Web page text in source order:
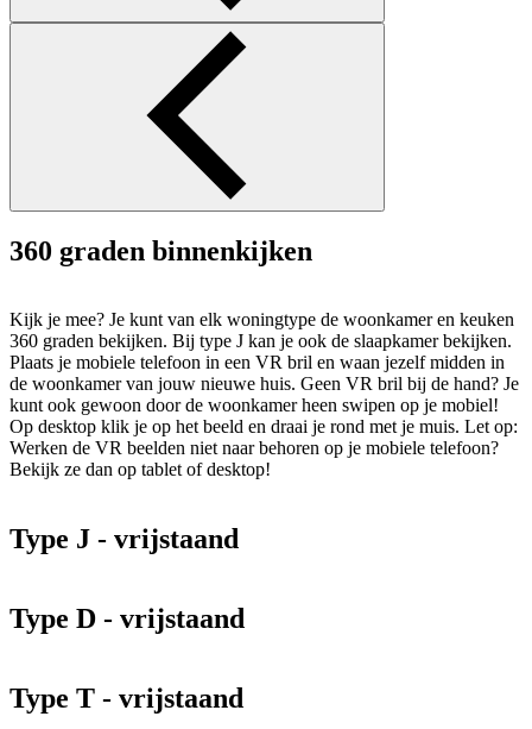
360 graden binnenkijken
Kijk je mee? Je kunt van elk woningtype de woonkamer en keuken
360 graden bekijken. Bij type J kan je ook de slaapkamer bekijken.
Plaats je mobiele telefoon in een VR bril en waan jezelf midden in
de woonkamer van jouw nieuwe huis. Geen VR bril bij de hand? Je
kunt ook gewoon door de woonkamer heen swipen op je mobiel!
Op desktop klik je op het beeld en draai je rond met je muis. Let op:
Werken de VR beelden niet naar behoren op je mobiele telefoon?
Bekijk ze dan op tablet of desktop!
Type J - vrijstaand
Type D - vrijstaand
Type T - vrijstaand